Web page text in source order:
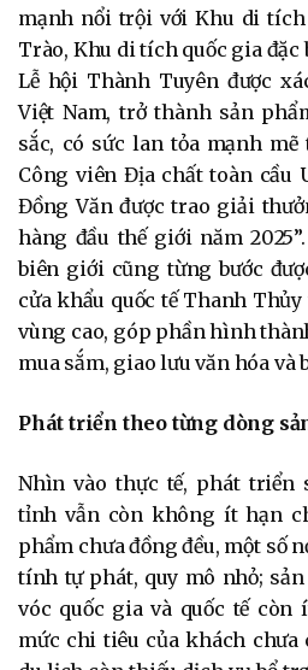
mạnh nổi trội với Khu di tích
Trào, Khu di tích quốc gia đặc
Lễ hội Thành Tuyên được
Việt Nam, trở thành sản
sắc, có sức lan tỏa mạnh
Công viên Địa chất toàn cầu
Đồng Văn được trao giải
hàng đầu thế giới năm
biên giới cũng từng bước
cửa khẩu quốc tế Thanh
vùng cao, góp phần hình
mua sắm, giao lưu văn hóa và
Phát triển theo từng dòng
Nhìn vào thực tế, phát triển
tỉnh vẫn còn không ít hạn
phẩm chưa đồng đều, một số
tính tự phát, quy mô nhỏ;
vóc quốc gia và quốc tế
mức chi tiêu của khách chưa